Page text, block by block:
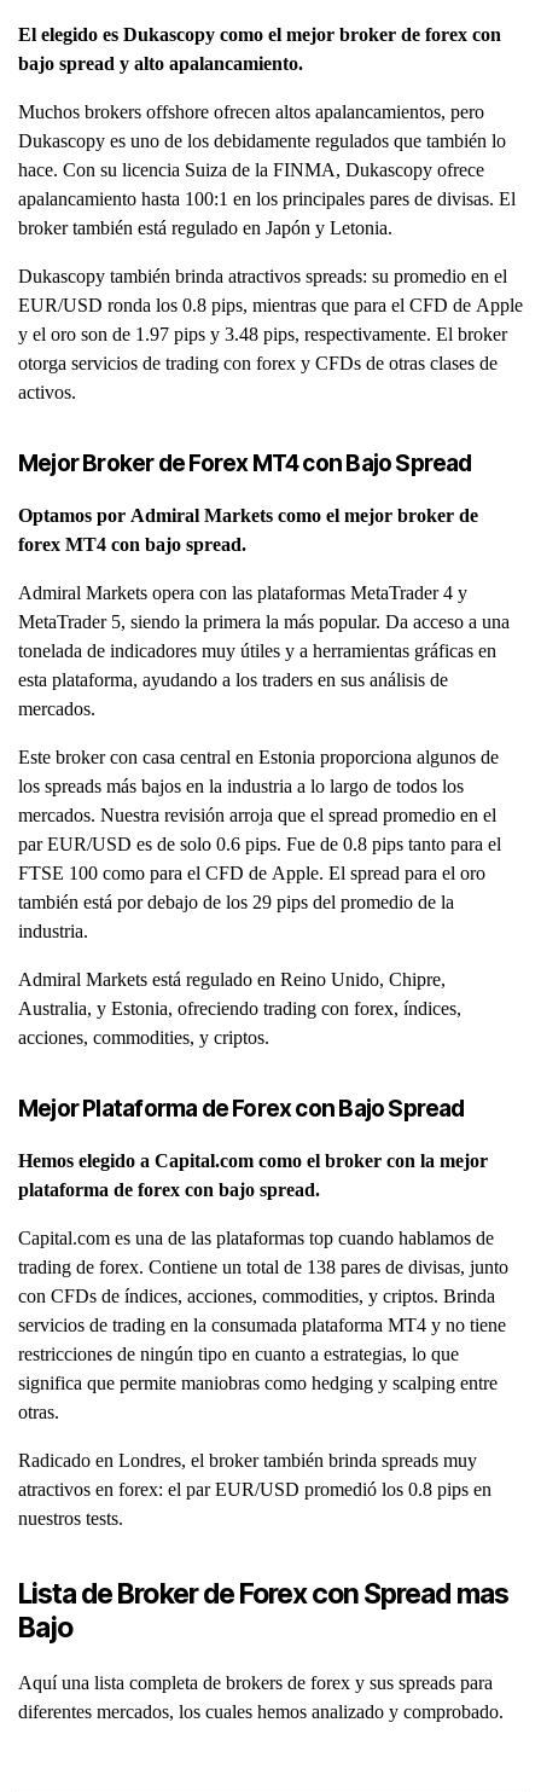
El elegido es Dukascopy como el mejor broker de forex con
bajo spread y alto apalancamiento.
Muchos brokers offshore ofrecen altos apalancamientos, pero
Dukascopy es uno de los debidamente regulados que también lo
hace. Con su licencia Suiza de la FINMA, Dukascopy ofrece
apalancamiento hasta 100:1 en los principales pares de divisas. El
broker también está regulado en Japón y Letonia.
Dukascopy también brinda atractivos spreads: su promedio en el
EUR/USD ronda los 0.8 pips, mientras que para el CFD de Apple
y el oro son de 1.97 pips y 3.48 pips, respectivamente. El broker
otorga servicios de trading con forex y CFDs de otras clases de
activos.
Mejor Broker de Forex MT4 con Bajo Spread
Optamos por Admiral Markets como el mejor broker de
forex MT4 con bajo spread.
Admiral Markets opera con las plataformas MetaTrader 4 y
MetaTrader 5, siendo la primera la más popular. Da acceso a una
tonelada de indicadores muy útiles y a herramientas gráficas en
esta plataforma, ayudando a los traders en sus análisis de
mercados.
Este broker con casa central en Estonia proporciona algunos de
los spreads más bajos en la industria a lo largo de todos los
mercados. Nuestra revisión arroja que el spread promedio en el
par EUR/USD es de solo 0.6 pips. Fue de 0.8 pips tanto para el
FTSE 100 como para el CFD de Apple. El spread para el oro
también está por debajo de los 29 pips del promedio de la
industria.
Admiral Markets está regulado en Reino Unido, Chipre,
Australia, y Estonia, ofreciendo trading con forex, índices,
acciones, commodities, y criptos.
Mejor Plataforma de Forex con Bajo Spread
Hemos elegido a Capital.com como el broker con la mejor
plataforma de forex con bajo spread.
Capital.com es una de las plataformas top cuando hablamos de
trading de forex. Contiene un total de 138 pares de divisas, junto
con CFDs de índices, acciones, commodities, y criptos. Brinda
servicios de trading en la consumada plataforma MT4 y no tiene
restricciones de ningún tipo en cuanto a estrategias, lo que
significa que permite maniobras como hedging y scalping entre
otras.
Radicado en Londres, el broker también brinda spreads muy
atractivos en forex: el par EUR/USD promedió los 0.8 pips en
nuestros tests.
Lista de Broker de Forex con Spread mas
Bajo
Aquí una lista completa de brokers de forex y sus spreads para
diferentes mercados, los cuales hemos analizado y comprobado.